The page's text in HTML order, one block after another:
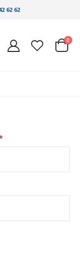
62 62
0